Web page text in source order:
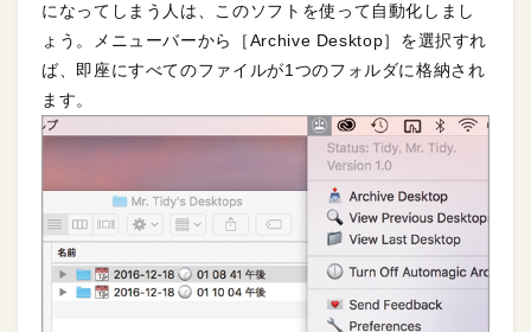
になってしまう人は、このソフトを使って自動化しまし
ょう。メニューバーから［Archive Desktop］を選択すれ
ば、即座にすべてのファイルが1つのフォルダに格納され
ます。